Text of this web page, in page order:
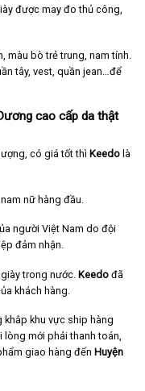
được may đo thủ công,
màu bò trẻ trung, nam tính.
tây, vest, quần jean…để
cao cấp da thật
có giá tốt thì Keedo là
nữ hàng đầu.
người Việt Nam do đội
đảm nhận.
trong nước. Keedo đã
khách hàng.
khu vực ship hàng
lòng mới phải thanh toán,
giao hàng đến Huyện